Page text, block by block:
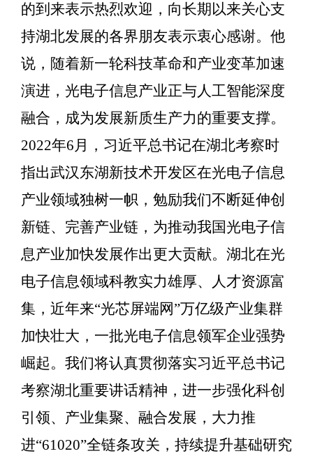
的到来表示热烈欢迎，向长期以来关心支
持湖北发展的各界朋友表示衷心感谢。他
说，随着新一轮科技革命和产业变革加速
演进，光电子信息产业正与人工智能深度
融合，成为发展新质生产力的重要支撑。
2022年6月，习近平总书记在湖北考察时
指出武汉东湖新技术开发区在光电子信息
产业领域独树一帜，勉励我们不断延伸创
新链、完善产业链，为推动我国光电子信
息产业加快发展作出更大贡献。湖北在光
电子信息领域科教实力雄厚、人才资源富
集，近年来“光芯屏端网”万亿级产业集群
加快壮大，一批光电子信息领军企业强势
崛起。我们将认真贯彻落实习近平总书记
考察湖北重要讲话精神，进一步强化科创
引领、产业集聚、融合发展，大力推
进“61020”全链条攻关，持续提升基础研究